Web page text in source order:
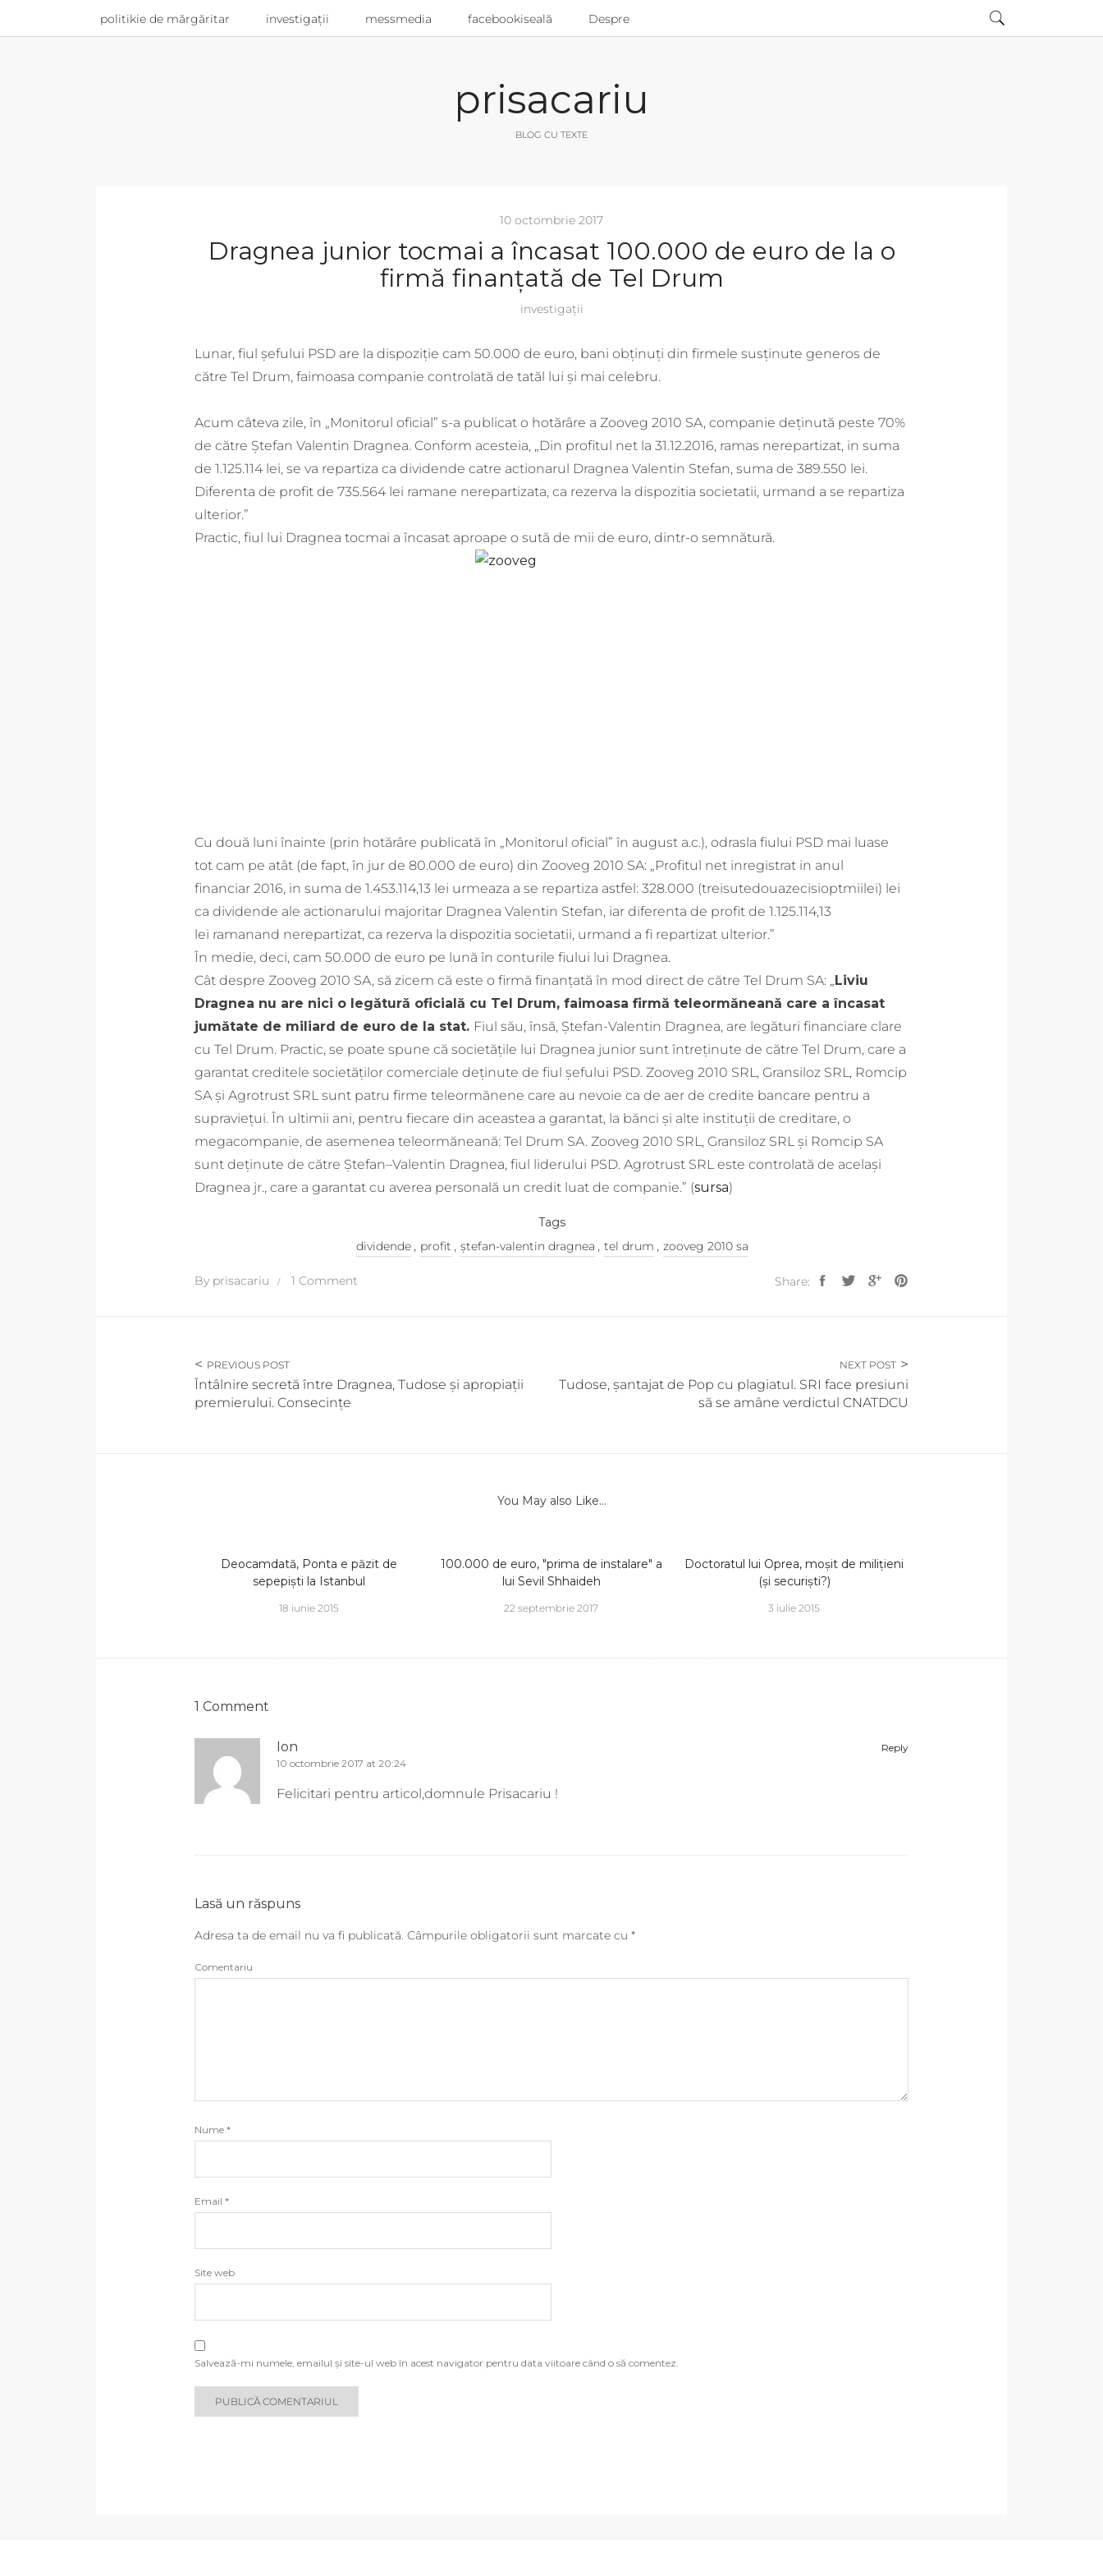
politikie de mărgăritar investigații messmedia facebookiseală Despre
prisacariu
BLOG CU TEXTE
10 octombrie 2017
Dragnea junior tocmai a încasat 100.000 de euro de la o
firmă finanțată de Tel Drum
investigații
Lunar, fiul șefului PSD are la dispoziție cam 50.000 de euro, bani obținuți din firmele susținute generos de
către Tel Drum, faimoasa companie controlată de tatăl lui și mai celebru.
Acum câteva zile, în „Monitorul oficial” s-a publicat o hotărâre a Zooveg 2010 SA, companie deținută peste 70%
de către Ștefan Valentin Dragnea. Conform acesteia, „Din profitul net la 31.12.2016, ramas nerepartizat, in suma
de 1.125.114 lei, se va repartiza ca dividende catre actionarul Dragnea Valentin Stefan, suma de 389.550 lei.
Diferenta de profit de 735.564 lei ramane nerepartizata, ca rezerva la dispozitia societatii, urmand a se repartiza
ulterior.”
Practic, fiul lui Dragnea tocmai a încasat aproape o sută de mii de euro, dintr-o semnătură.
Cu două luni înainte (prin hotărâre publicată în „Monitorul oficial” în august a.c.), odrasla fiului PSD mai luase
tot cam pe atât (de fapt, în jur de 80.000 de euro) din Zooveg 2010 SA: „Profitul net inregistrat in anul
financiar 2016, in suma de 1.453.114,13 lei urmeaza a se repartiza astfel: 328.000 (treisutedouazecisioptmiilei) lei
ca dividende ale actionarului majoritar Dragnea Valentin Stefan, iar diferenta de profit de 1.125.114,13
lei ramanand nerepartizat, ca rezerva la dispozitia societatii, urmand a fi repartizat ulterior.”
În medie, deci, cam 50.000 de euro pe lună în conturile fiului lui Dragnea.
Cât despre Zooveg 2010 SA, să zicem că este o firmă finanțată în mod direct de către Tel Drum SA: „Liviu
Dragnea nu are nici o legătură oficială cu Tel Drum, faimoasa firmă teleormăneană care a încasat
jumătate de miliard de euro de la stat. Fiul său, însă, Ștefan-Valentin Dragnea, are legături financiare clare
cu Tel Drum. Practic, se poate spune că societățile lui Dragnea junior sunt întreținute de către Tel Drum, care a
garantat creditele societăților comerciale deținute de fiul șefului PSD. Zooveg 2010 SRL, Gransiloz SRL, Romcip
SA și Agrotrust SRL sunt patru firme teleormănene care au nevoie ca de aer de credite bancare pentru a
supraviețui. În ultimii ani, pentru fiecare din aceastea a garantat, la bănci și alte instituții de creditare, o
megacompanie, de asemenea teleormăneană: Tel Drum SA. Zooveg 2010 SRL, Gransiloz SRL și Romcip SA
sunt deținute de către Ștefan–Valentin Dragnea, fiul liderului PSD. Agrotrust SRL este controlată de același
Dragnea jr., care a garantat cu averea personală un credit luat de companie.” (sursa)
Tags
dividende , profit , ștefan-valentin dragnea , tel drum , zooveg 2010 sa
By prisacariu 1 Comment Share:
PREVIOUS POST
Întâlnire secretă între Dragnea, Tudose și apropiații
premierului. Consecințe
NEXT POST
Tudose, șantajat de Pop cu plagiatul. SRI face presiuni
să se amâne verdictul CNATDCU
You May also Like...
Deocamdată, Ponta e păzit de
sepepiști la Istanbul
18 iunie 2015
100.000 de euro, "prima de instalare" a
lui Sevil Shhaideh
22 septembrie 2017
Doctoratul lui Oprea, moșit de milițieni
(și securiști?)
3 iulie 2015
1 Comment
Reply
Ion
10 octombrie 2017 at 20:24
Felicitari pentru articol,domnule Prisacariu !
Lasă un răspuns
Adresa ta de email nu va fi publicată. Câmpurile obligatorii sunt marcate cu *
Comentariu
Nume *
Email *
Site web
Salvează-mi numele, emailul și site-ul web în acest navigator pentru data viitoare când o să comentez.